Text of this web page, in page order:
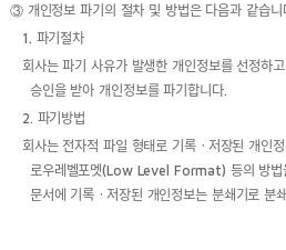
③ 개인정보 파기의 절차 및 방법은 다음과 같습니
1. 파기절차
회사는 파기 사유가 발생한 개인정보를 선정하
승인을 받아 개인정보를 파기합니다.
2. 파기방법
회사는 전자적 파일 형태로 기록ㆍ저장된 개인
로우레벨포멧(Low Level Format) 등의 방법
문서에 기록ㆍ저장된 개인정보는 분쇄기로 분